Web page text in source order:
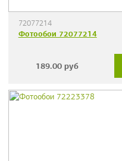
72077214
Фотообои 72077214
189.00 руб